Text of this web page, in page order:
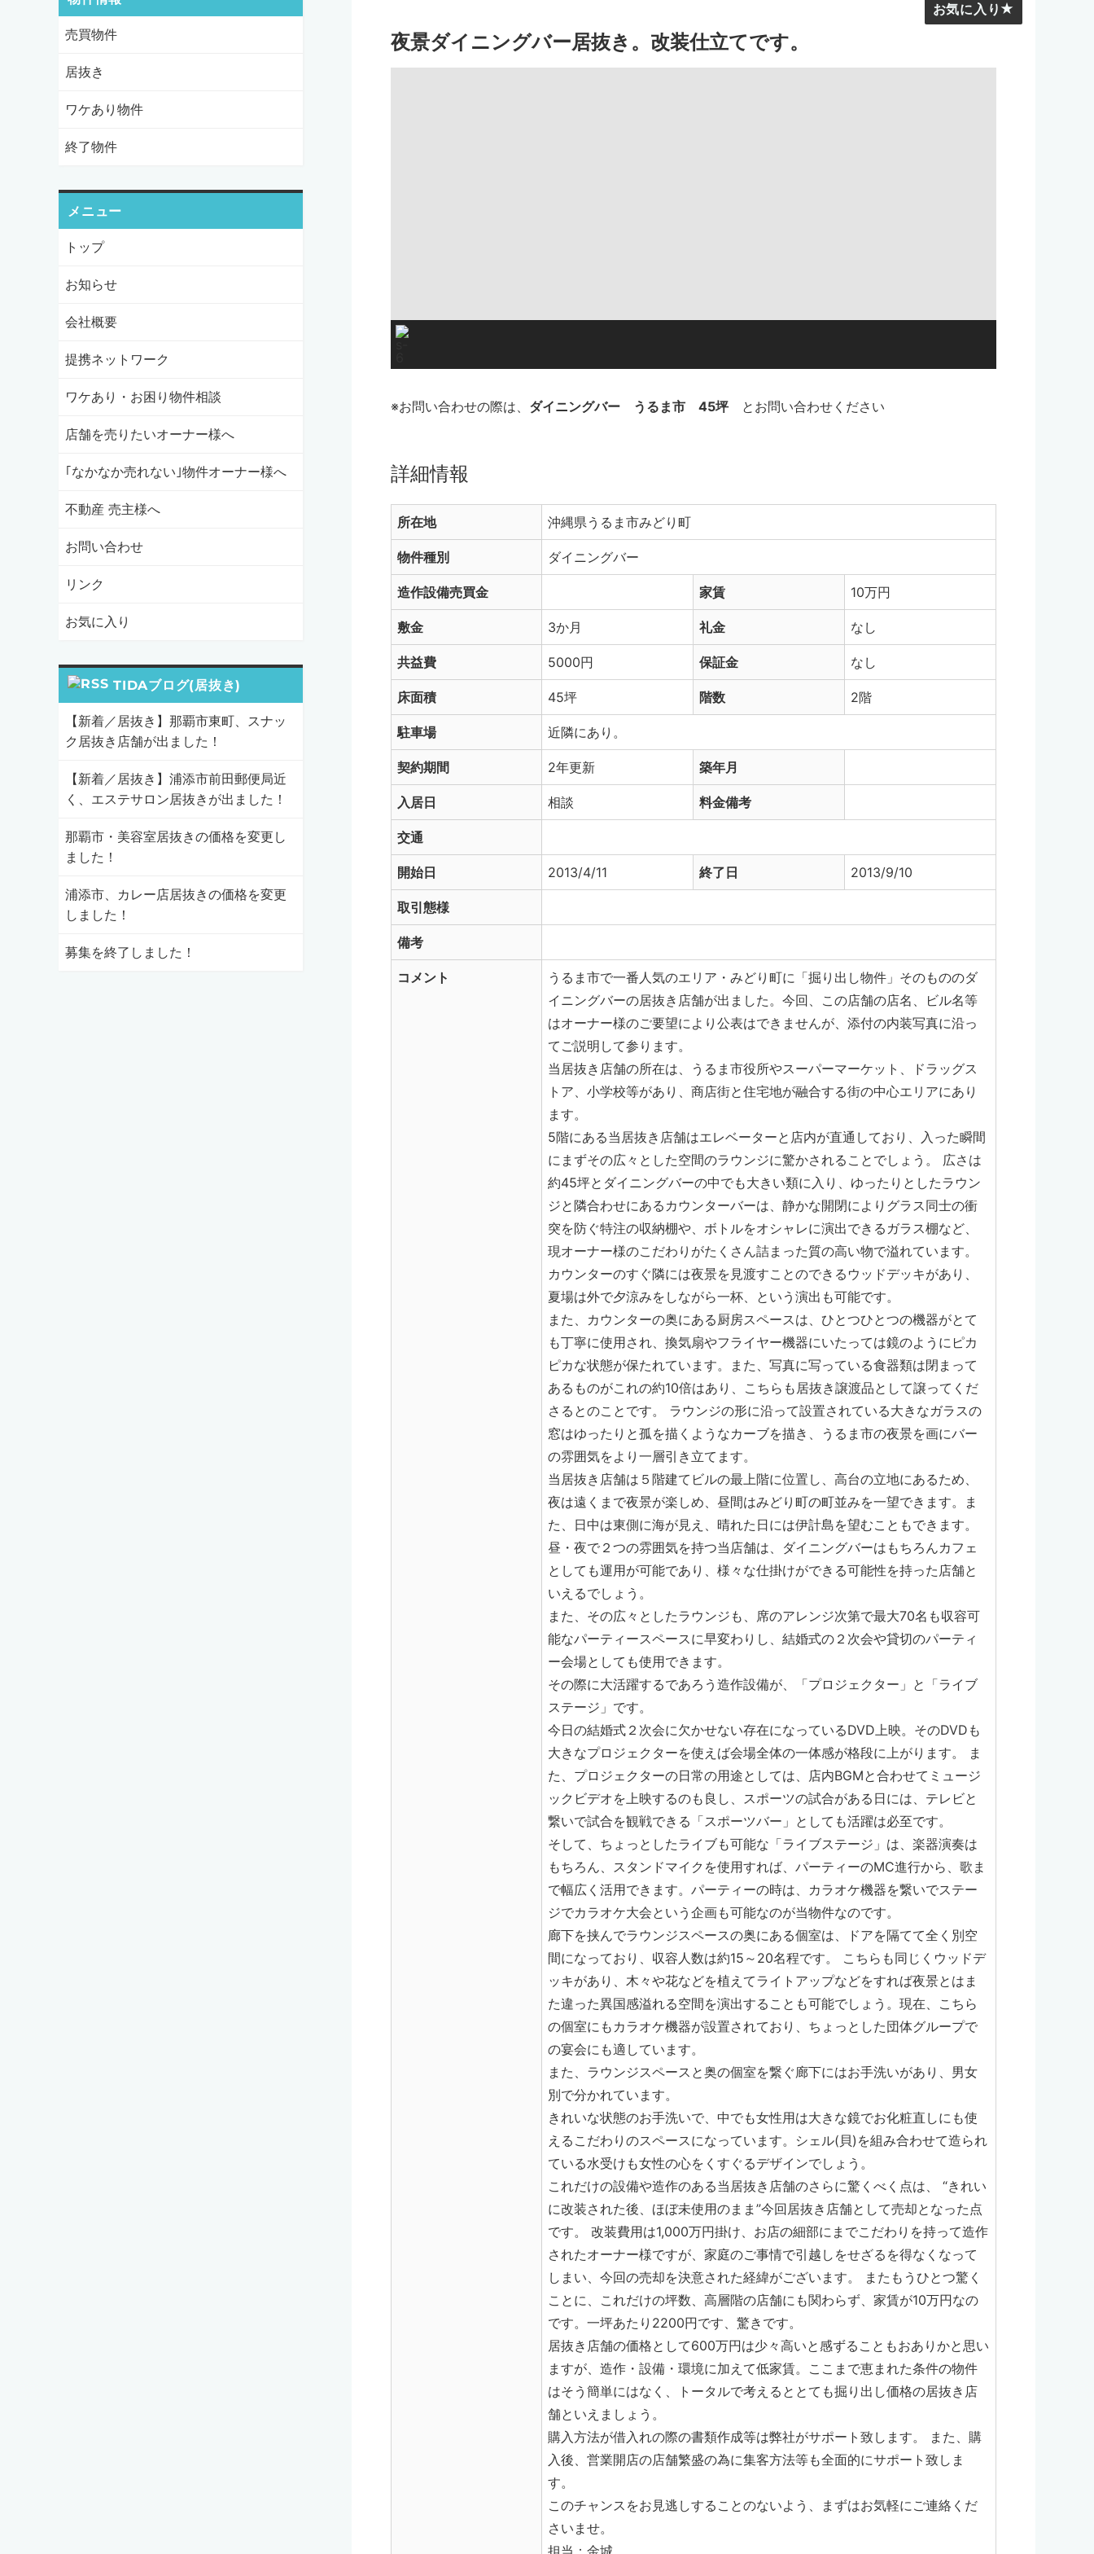
夜景ダイニングバー居抜き。改装仕立てです。
お気に入り
※お問い合わせの際は、 ダイニングバー うるま市 45坪とお問い合わせください
詳細情報
所在地 沖縄県うるま市みどり町
物件種別 ダイニングバー
造作設備売買金 家賃 10万円
敷金 3か月 礼金 なし
共益費 5000円 保証金 なし
床面積 45坪 階数 2階
駐車場 近隣にあり。
契約期間 2年更新 築年月
入居日 相談 料金備考
交通
開始日 2013/4/11 終了日 2013/9/10
取引態様
備考
コメント
うるま市で一番人気のエリア・みどり町に「掘り出し物件」そのもののダ
イニングバーの居抜き店舗が出ました。今回、この店舗の店名、ビル名等
はオーナー様のご要望により公表はできませんが、添付の内装写真に沿っ
てご説明して参ります。
当居抜き店舗の所在は、うるま市役所やスーパーマーケット、ドラッグス
トア、小学校等があり、商店街と住宅地が融合する街の中心エリアにあり
ます。
5階にある当居抜き店舗はエレベーターと店内が直通しており、入った瞬間
にまずその広々とした空間のラウンジに驚かされることでしょう。 広さは
約45坪とダイニングバーの中でも大きい類に入り、ゆったりとしたラウン
ジと隣合わせにあるカウンターバーは、静かな開閉によりグラス同士の衝
突を防ぐ特注の収納棚や、ボトルをオシャレに演出できるガラス棚など、
現オーナー様のこだわりがたくさん詰まった質の高い物で溢れています。
カウンターのすぐ隣には夜景を見渡すことのできるウッドデッキがあり、
夏場は外で夕涼みをしながら一杯、という演出も可能です。
また、カウンターの奥にある厨房スペースは、ひとつひとつの機器がとて
も丁寧に使用され、換気扇やフライヤー機器にいたっては鏡のようにピカ
ピカな状態が保たれています。また、写真に写っている食器類は閉まって
あるものがこれの約10倍はあり、こちらも居抜き譲渡品として譲ってくだ
さるとのことです。 ラウンジの形に沿って設置されている大きなガラスの
窓はゆったりと孤を描くようなカーブを描き、うるま市の夜景を画にバー
の雰囲気をより一層引き立てます。
当居抜き店舗は５階建てビルの最上階に位置し、高台の立地にあるため、
夜は遠くまで夜景が楽しめ、昼間はみどり町の町並みを一望できます。ま
た、日中は東側に海が見え、晴れた日には伊計島を望むこともできます。
昼・夜で２つの雰囲気を持つ当店舗は、ダイニングバーはもちろんカフェ
としても運用が可能であり、様々な仕掛けができる可能性を持った店舗と
いえるでしょう。
また、その広々としたラウンジも、席のアレンジ次第で最大70名も収容可
能なパーティースペースに早変わりし、結婚式の２次会や貸切のパーティ
ー会場としても使用できます。
その際に大活躍するであろう造作設備が、「プロジェクター」と「ライブ
ステージ」です。
今日の結婚式２次会に欠かせない存在になっているDVD上映。そのDVDも
大きなプロジェクターを使えば会場全体の一体感が格段に上がります。 ま
た、プロジェクターの日常の用途としては、店内BGMと合わせてミュージ
ックビデオを上映するのも良し、スポーツの試合がある日には、テレビと
繋いで試合を観戦できる「スポーツバー」としても活躍は必至です。
そして、ちょっとしたライブも可能な「ライブステージ」は、楽器演奏は
もちろん、スタンドマイクを使用すれば、パーティーのMC進行から、歌ま
で幅広く活用できます。パーティーの時は、カラオケ機器を繋いでステー
ジでカラオケ大会という企画も可能なのが当物件なのです。
廊下を挟んでラウンジスペースの奥にある個室は、ドアを隔てて全く別空
間になっており、収容人数は約15～20名程です。 こちらも同じくウッドデ
ッキがあり、木々や花などを植えてライトアップなどをすれば夜景とはま
た違った異国感溢れる空間を演出することも可能でしょう。現在、こちら
の個室にもカラオケ機器が設置されており、ちょっとした団体グループで
の宴会にも適しています。
また、ラウンジスペースと奥の個室を繋ぐ廊下にはお手洗いがあり、男女
別で分かれています。
きれいな状態のお手洗いで、中でも女性用は大きな鏡でお化粧直しにも使
えるこだわりのスペースになっています。シェル(貝)を組み合わせて造られ
ている水受けも女性の心をくすぐるデザインでしょう。
これだけの設備や造作のある当居抜き店舗のさらに驚くべく点は、 “きれい
に改装された後、ほぼ未使用のまま”今回居抜き店舗として売却となった点
です。 改装費用は1,000万円掛け、お店の細部にまでこだわりを持って造作
されたオーナー様ですが、家庭のご事情で引越しをせざるを得なくなって
しまい、今回の売却を決意された経緯がございます。 またもうひとつ驚く
ことに、これだけの坪数、高層階の店舗にも関わらず、家賃が10万円なの
です。一坪あたり2200円です、驚きです。
居抜き店舗の価格として600万円は少々高いと感ずることもおありかと思い
ますが、造作・設備・環境に加えて低家賃。ここまで恵まれた条件の物件
はそう簡単にはなく、トータルで考えるととても掘り出し価格の居抜き店
舗といえましょう。
購入方法が借入れの際の書類作成等は弊社がサポート致します。 また、購
入後、営業開店の店舗繁盛の為に集客方法等も全面的にサポート致しま
す。
このチャンスをお見逃しすることのないよう、まずはお気軽にご連絡くだ
さいませ。
担当：金城
売買物件
居抜き
ワケあり物件
終了物件
メニュー
トップ
お知らせ
会社概要
提携ネットワーク
ワケあり・お困り物件相談
店舗を売りたいオーナー様へ
｢なかなか売れない｣物件オーナー様へ
不動産 売主様へ
お問い合わせ
リンク
お気に入り
TIDAブログ(居抜き)
【新着／居抜き】那覇市東町、スナッ
ク居抜き店舗が出ました！
【新着／居抜き】浦添市前田郵便局近
く、エステサロン居抜きが出ました！
那覇市・美容室居抜きの価格を変更し
ました！
浦添市、カレー店居抜きの価格を変更
しました！
募集を終了しました！